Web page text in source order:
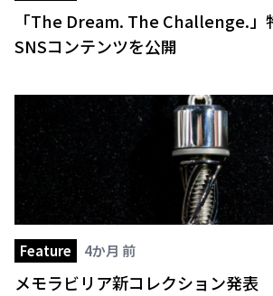
「The Dream. The Challenge.」
SNSコンテンツを公開
Feature 4か月 前
メモラビリア新コレクション発表